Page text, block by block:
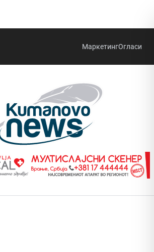
МаркетингОгласи